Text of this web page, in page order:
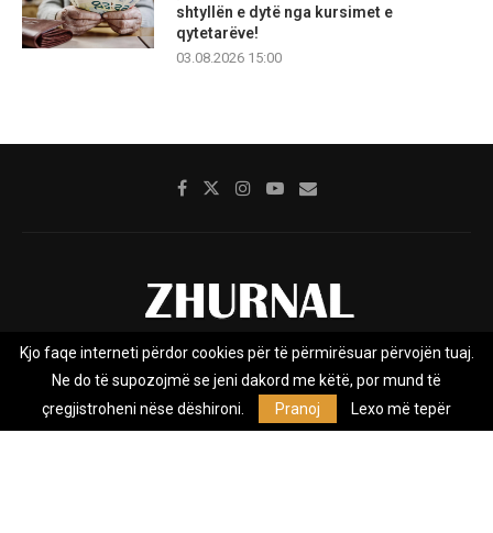
shtyllën e dytë nga kursimet e
qytetarëve!
03.08.2026 15:00
Rreth nesh Impresumi Marketing
Privacy Policy
Zhurnal.mk është Agjenci e Lajmeve e pavarur, e themeluar në vitin
Kjo faqe interneti përdor cookies për të përmirësuar përvojën tuaj.
Ne do të supozojmë se jeni dakord me këtë, por mund të
çregjistroheni nëse dëshironi.
Pranoj Lexo më tepër